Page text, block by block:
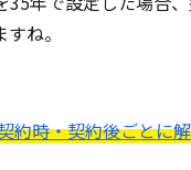
ね。
約時・契約後ごとに